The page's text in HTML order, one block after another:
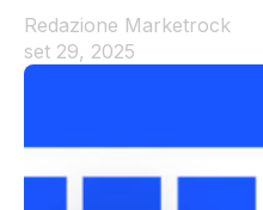
Redazione Marketrock
set 29, 2025